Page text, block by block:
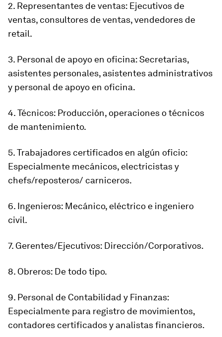
2. Representantes de ventas: Ejecutivos de
ventas, consultores de ventas, vendedores de
retail.
3. Personal de apoyo en oficina: Secretarias,
asistentes personales, asistentes administrativos
y personal de apoyo en oficina.
4. Técnicos: Producción, operaciones o técnicos
de mantenimiento.
5. Trabajadores certificados en algún oficio:
Especialmente mecánicos, electricistas y
chefs/reposteros/ carniceros.
6. Ingenieros: Mecánico, eléctrico e ingeniero
civil.
7. Gerentes/Ejecutivos: Dirección/Corporativos.
8. Obreros: De todo tipo.
9. Personal de Contabilidad y Finanzas:
Especialmente para registro de movimientos,
contadores certificados y analistas financieros.